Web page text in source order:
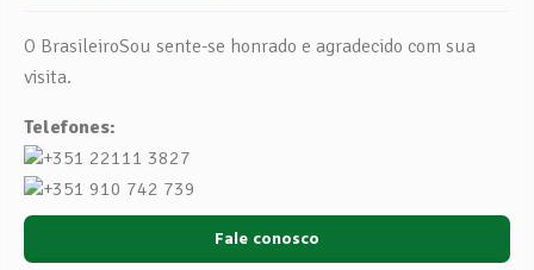
O BrasileiroSou sente-se honrado e agradecido com sua
visita.
Telefones:
+351 22111 3827
+351 910 742 739
Fale conosco